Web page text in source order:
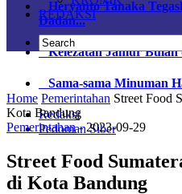
Heryanto Tanaka
Dadan...
Kelezatan Jamur Bulan
Sama-sama Minuman
Redaksi
Pedoman Siber
REDAKSI
Home Pemerintahan Street Food
Kota Bandung
Pemerintahan-2023-09-29
Street Food
di Kota Bandung